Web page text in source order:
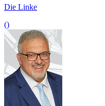
Die Linke
()